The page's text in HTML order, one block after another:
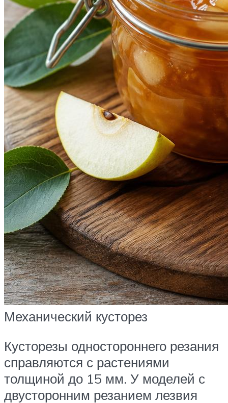
Механический кусторез
Кусторезы одностороннего резания
справляются с растениями
толщиной до 15 мм. У моделей с
двусторонним резанием лезвия